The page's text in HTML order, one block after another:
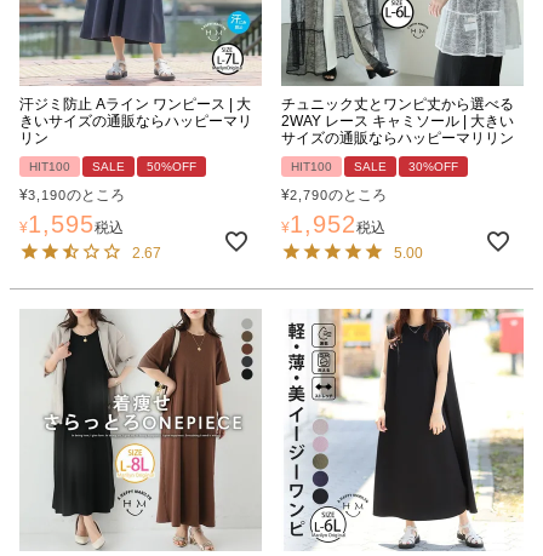
汗ジミ防止 Aライン ワンピース | 大
きいサイズの通販ならハッピーマリ
リン
HIT100 SALE 50%OFF
¥3,190のところ
¥1,595税込
2.67
チュニック丈とワンピ丈から選べる
2WAY レース キャミソール | 大きい
サイズの通販ならハッピーマリリン
HIT100 SALE 30%OFF
¥2,790のところ
¥1,952税込
5.00